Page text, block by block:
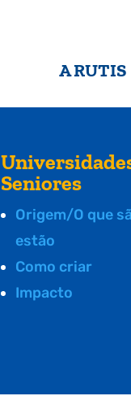
A RUTIS
Seniores
Origem/O que
estão
Como criar
Impacto